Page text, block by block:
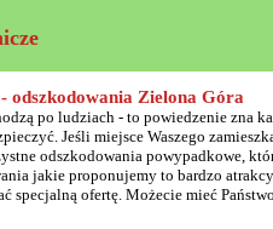
odszkodowania Zielona Góra
po ludziach - to powiedzenie zna
Jeśli miejsce Waszego
odszkodowania powypadkowe,
jakie proponujemy to bardzo
specjalną ofertę. Możecie mieć